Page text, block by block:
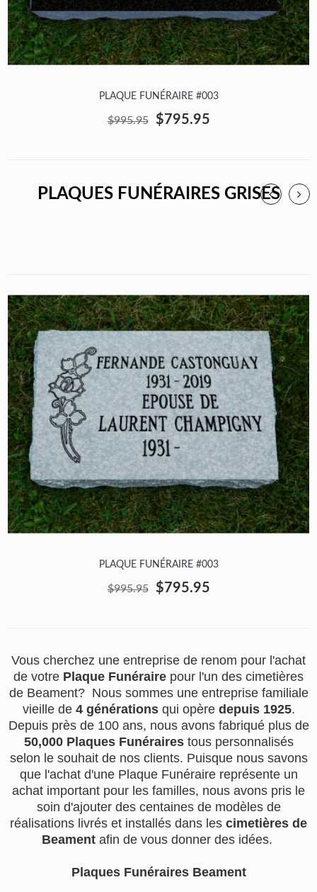
PLAQUE FUNÉRAIRE #003
$995.95 $795.95
PLAQUES FUNÉRAIRES GRISES
PLAQUE FUNÉRAIRE #003
$995.95 $795.95
Vous cherchez une entreprise de renom pour l'achat
de votre Plaque Funéraire pour l'un des cimetières
de Beament? Nous sommes une entreprise familiale
vieille de 4 générationsqui opère depuis 1925.
Depuis près de 100 ans, nous avons fabriqué plus de
50,000 Plaques Funérairestous personnalisés
selon le souhait de nos clients. Puisque nous savons
que l'achat d'une Plaque Funéraire représente un
achat important pour les familles, nous avons pris le
soin d'ajouter des centaines de modèles de
réalisations livrés et installés dans les cimetières de
Beamentafin de vous donner des idées.
Plaques Funéraires Beament